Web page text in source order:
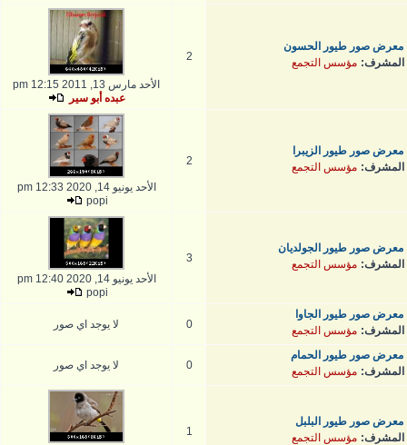
معرض صور طيور الحسون
المشرف: مؤسس التجمع 2
الأحد مارس 13, 2011 12:15 pm
عبده أبو سير
معرض صور طيور الزيبرا
المشرف: مؤسس التجمع 2
الأحد يونيو 14, 2020 12:33 pm
popi
معرض صور طيور الجولديان
المشرف: مؤسس التجمع
3
الأحد يونيو 14, 2020 12:40 pm
popi
معرض صور طيور الجاوا
المشرف: مؤسس التجمع 0 لا يوجد اي صور
معرض صور طيور الحمام
المشرف: مؤسس التجمع 0 لا يوجد اي صور
معرض صور طيور البلبل
المشرف: مؤسس التجمع
1